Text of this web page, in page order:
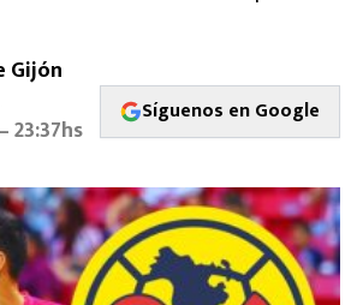
Gijón
23:37hs
Síguenos en Google